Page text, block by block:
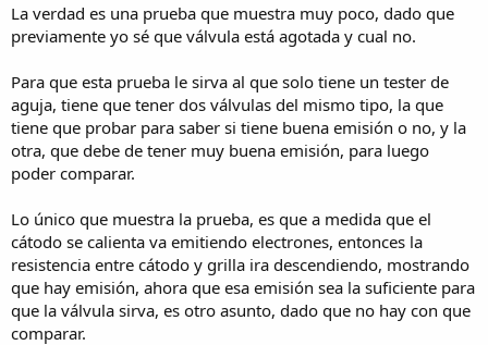
La verdad es una prueba que muestra muy poco, dado que
previamente yo sé que válvula está agotada y cual no.
Para que esta prueba le sirva al que solo tiene un tester de
aguja, tiene que tener dos válvulas del mismo tipo, la que
tiene que probar para saber si tiene buena emisión o no, y la
otra, que debe de tener muy buena emisión, para luego
poder comparar.
Lo único que muestra la prueba, es que a medida que el
cátodo se calienta va emitiendo electrones, entonces la
resistencia entre cátodo y grilla ira descendiendo, mostrando
que hay emisión, ahora que esa emisión sea la suficiente para
que la válvula sirva, es otro asunto, dado que no hay con que
comparar.